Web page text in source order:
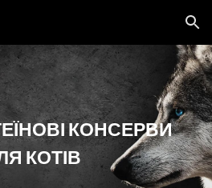
Skip to navigation
КОНСЕРВИ
КОТІВ